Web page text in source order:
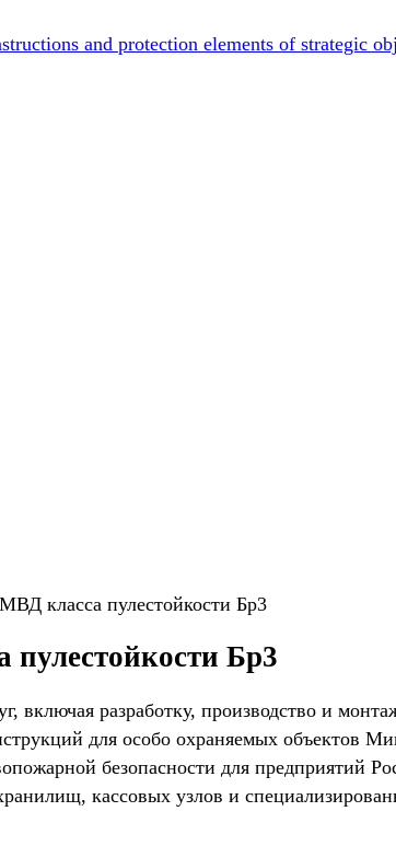
and protection elements of strategic
класса пулестойкости Бр3
Бр3
разработку, производство и
для особо охраняемых
безопасности для предприятий
кассовых узлов и